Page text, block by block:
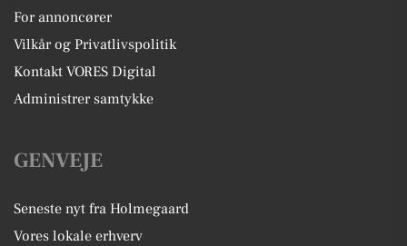
For annoncører
Vilkår og Privatlivspolitik
Kontakt VORES Digital
Administrer samtykke
GENVEJE
Seneste nyt fra Holmegaard
Vores lokale erhverv